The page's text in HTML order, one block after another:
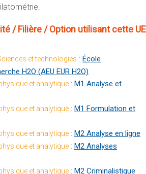
/ Filière / Option utilisant cette UE
et technologies : École
H2O (AEU EUR H2O)
et analytique : M1 Analyse et
et analytique : M1 Formulation et
et analytique : M2 Analyse en ligne
et analytique : M2 Analyses
et analytique : M2 Criminalistique